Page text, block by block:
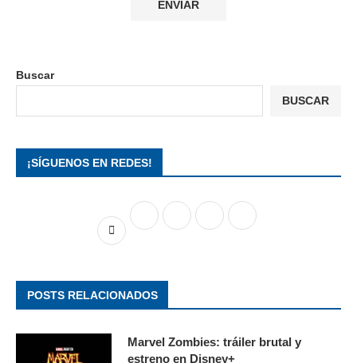
Buscar
BUSCAR
¡SÍGUENOS EN REDES!
POSTS RELACIONADOS
Marvel Zombies: tráiler brutal y
estreno en Disney+